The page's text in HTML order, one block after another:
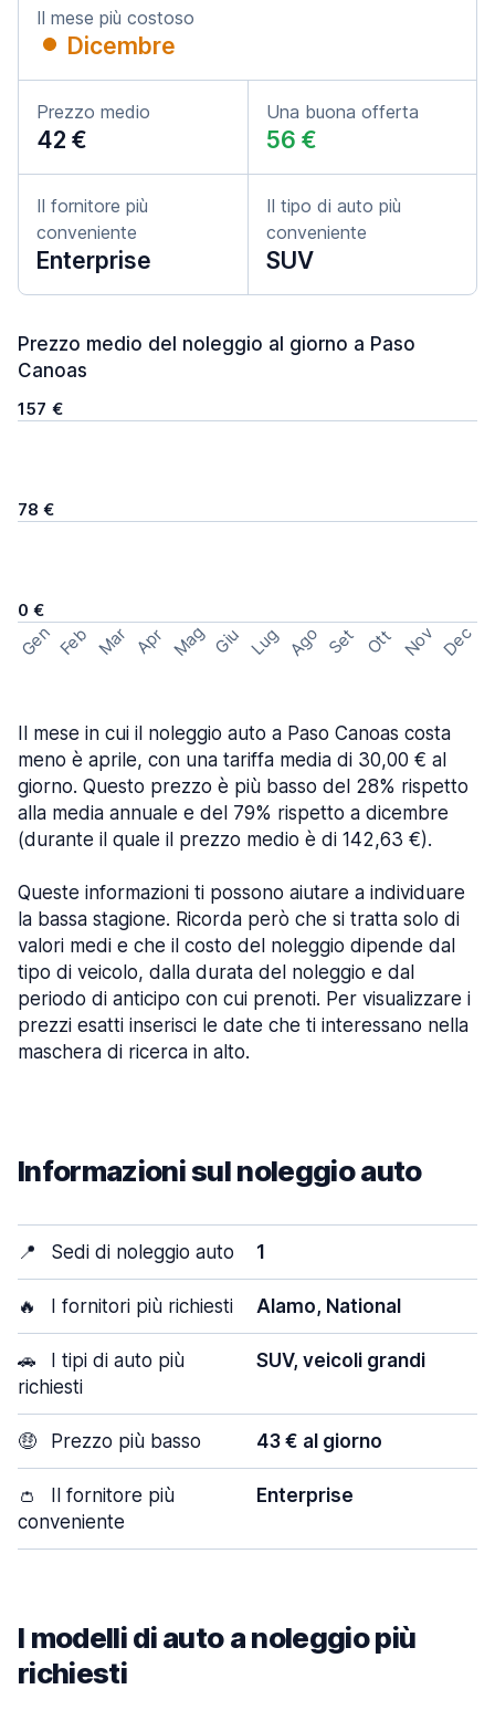
Il mese più costoso
Dicembre
Prezzo medio
42 €
Una buona offerta
56 €
Il fornitore più
conveniente
Enterprise
Il tipo di auto più
conveniente
SUV
Prezzo medio del noleggio al giorno a Paso
Canoas
157 €
78 €
0 €
Gen Feb Mar Apr Mag Giu Lug Ago Set Ott Nov Dec
Il mese in cui il noleggio auto a Paso Canoas costa
meno è aprile, con una tariffa media di 30,00 € al
giorno. Questo prezzo è più basso del 28% rispetto
alla media annuale e del 79% rispetto a dicembre
(durante il quale il prezzo medio è di 142,63 €).
Queste informazioni ti possono aiutare a individuare
la bassa stagione. Ricorda però che si tratta solo di
valori medi e che il costo del noleggio dipende dal
tipo di veicolo, dalla durata del noleggio e dal
periodo di anticipo con cui prenoti. Per visualizzare i
prezzi esatti inserisci le date che ti interessano nella
maschera di ricerca in alto.
Informazioni sul noleggio auto
📍 Sedi di noleggio auto 1
🔥 I fornitori più richiesti Alamo, National
🚗
I tipi di auto più
richiesti
SUV, veicoli grandi
🤑 Prezzo più basso 43 € al giorno
👛
Il fornitore più
conveniente
Enterprise
I modelli di auto a noleggio più
richiesti